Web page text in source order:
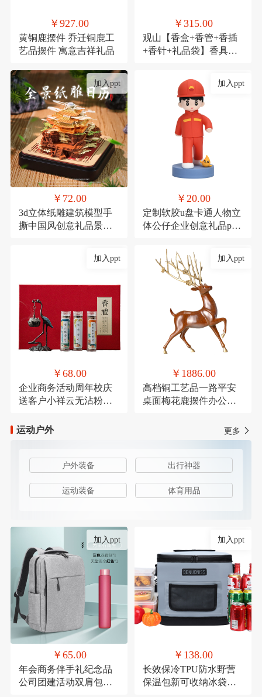
￥927.00
黄铜鹿摆件 乔迁铜鹿工
艺品摆件 寓意吉祥礼品
￥315.00
观山【香盒+香管+香插
+香针+礼品袋】香具商
加入ppt
￥72.00
3d立体纸雕建筑模型手
撕中国风创意礼品景点
加入ppt
￥20.00
定制软胶u盘卡通人物立
体公仔企业创意礼品pvc
加入ppt
￥68.00
企业商务活动周年校庆
送客户小祥云无沾粉盘
加入ppt
￥1886.00
高档铜工艺品一路平安
桌面梅花鹿摆件办公装
运动户外
更多
户外装备 出行神器
运动装备 体育用品
加入ppt
￥65.00
年会商务伴手礼纪念品
公司团建活动双肩包实
加入ppt
￥138.00
长效保冷TPU防水野营
保温包新可收纳冰袋冰